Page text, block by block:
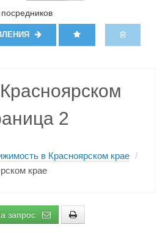
2
в Красноярском крае /
крае
запрос